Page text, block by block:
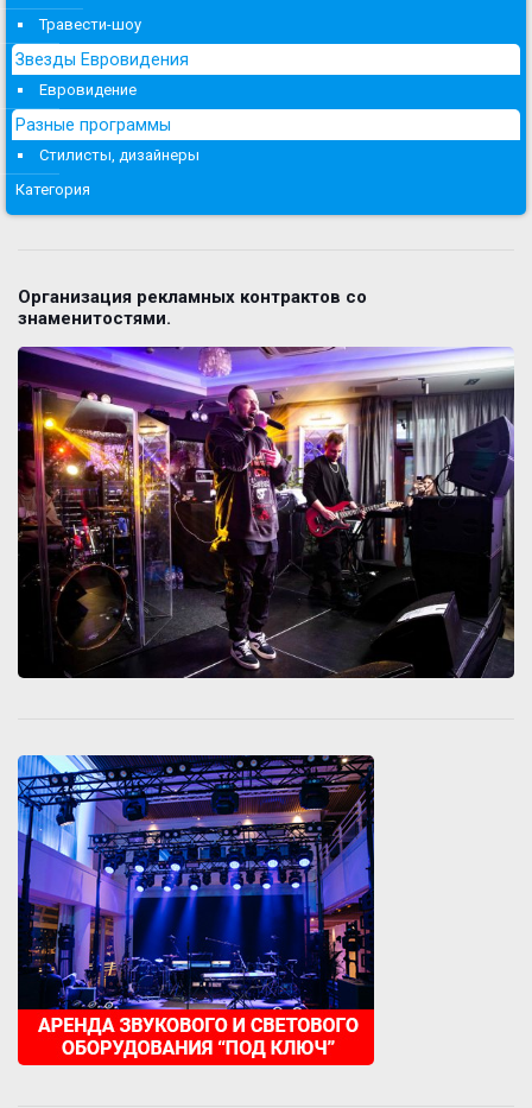
Травести-шоу
Звезды Евровидения
Евровидение
Разные программы
Стилисты, дизайнеры
Категория
Организация рекламных контрактов со
знаменитостями.